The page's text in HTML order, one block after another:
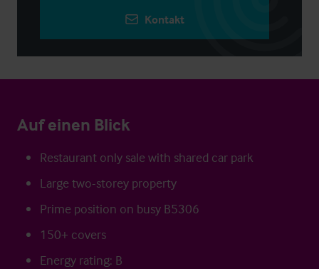
Kontakt
Auf einen Blick
Restaurant only sale with shared car park
Large two-storey property
Prime position on busy B5306
150+ covers
Energy rating: B